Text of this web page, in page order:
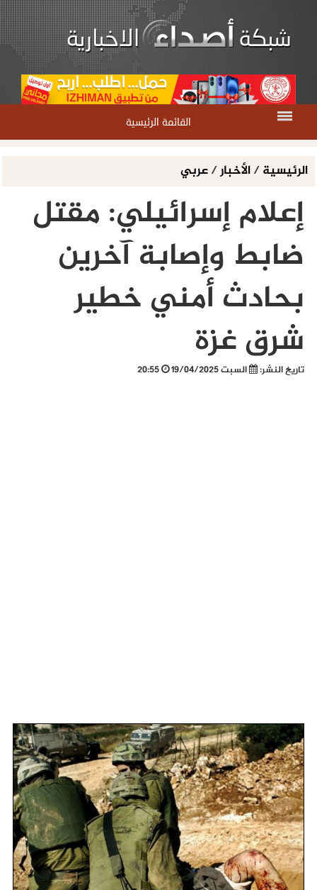
القائمة الرئيسية
الرئيسية/الأخبار/عربي
إعلام إسرائيلي: مقتل
ضابط وإصابة آخرين
بحادث أمني خطير
شرق غزة
تاريخ النشر: السبت 19/04/2025